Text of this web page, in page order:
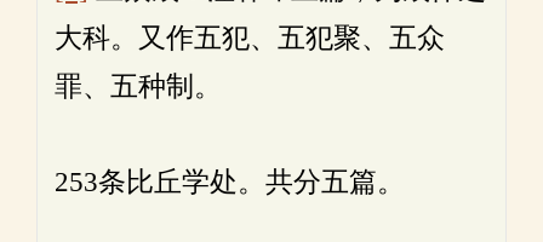
大科。又作五犯、五犯聚、五众
罪、五种制。
253条比丘学处。共分五篇。